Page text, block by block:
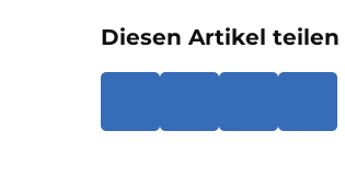
Diesen Artikel teilen